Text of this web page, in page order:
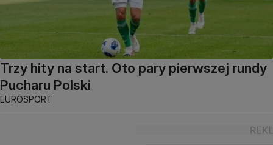
Trzy hity na start. Oto pary pierwszej rundy
Pucharu Polski
EUROSPORT